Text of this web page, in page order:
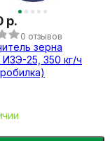
р.
0 отзывов
зерна
25, 350 кг/ч